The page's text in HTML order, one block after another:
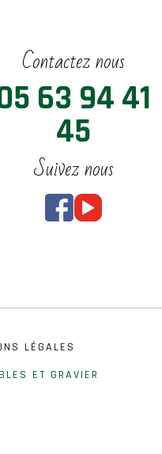
Contactez nous
63 94 41
45
Suivez nous
LÉGALES
ET GRAVIER